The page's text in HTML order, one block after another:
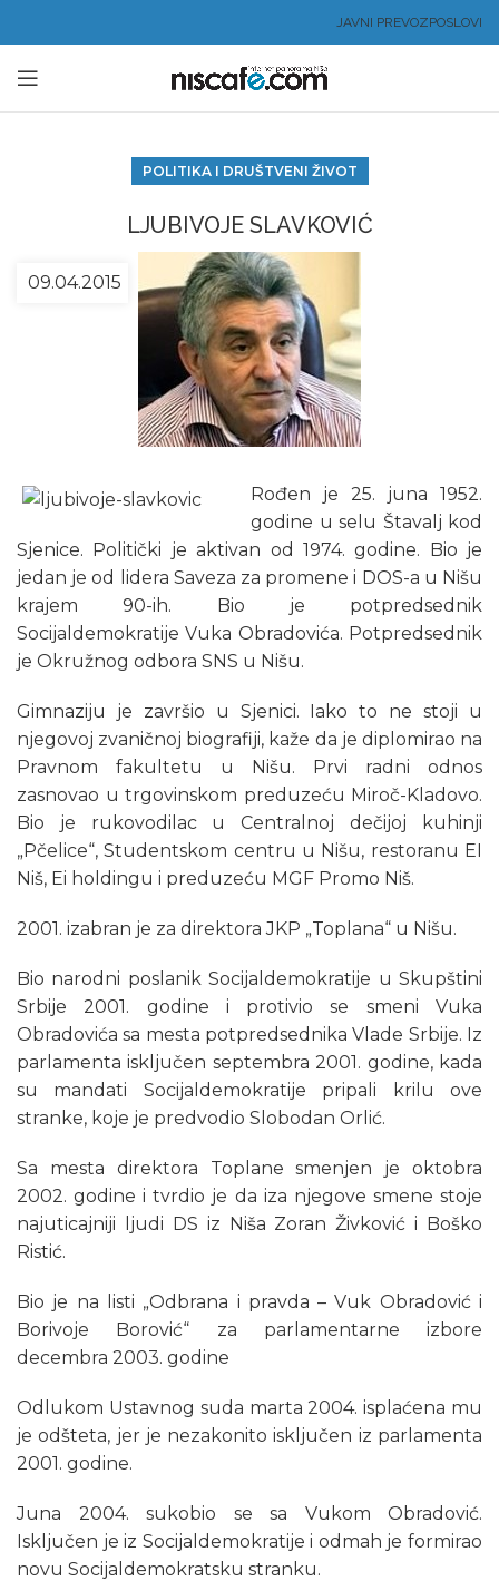
JAVNI PREVOZPOSLOVI
POLITIKA I DRUŠTVENI ŽIVOT
LJUBIVOJE SLAVKOVIĆ
09.04.2015
Rođen je 25. juna 1952.
godine u selu Štavalj kod
Sjenice. Politički je aktivan od 1974. godine. Bio je
jedan je od lidera Saveza za promene i DOS-a u Nišu
krajem 90-ih. Bio je potpredsednik
Socijaldemokratije Vuka Obradovića. Potpredsednik
je Okružnog odbora SNS u Nišu.
Gimnaziju je završio u Sjenici. Iako to ne stoji u
njegovoj zvaničnoj biografiji, kaže da je diplomirao na
Pravnom fakultetu u Nišu. Prvi radni odnos
zasnovao u trgovinskom preduzeću Miroč-Kladovo.
Bio je rukovodilac u Centralnoj dečijoj kuhinji
„Pčelice“, Studentskom centru u Nišu, restoranu EI
Niš, Ei holdingu i preduzeću MGF Promo Niš.
2001. izabran je za direktora JKP „Toplana“ u Nišu.
Bio narodni poslanik Socijaldemokratije u Skupštini
Srbije 2001. godine i protivio se smeni Vuka
Obradovića sa mesta potpredsednika Vlade Srbije. Iz
parlamenta isključen septembra 2001. godine, kada
su mandati Socijaldemokratije pripali krilu ove
stranke, koje je predvodio Slobodan Orlić.
Sa mesta direktora Toplane smenjen je oktobra
2002. godine i tvrdio je da iza njegove smene stoje
najuticajniji ljudi DS iz Niša Zoran Živković i Boško
Ristić.
Bio je na listi „Odbrana i pravda – Vuk Obradović i
Borivoje Borović“ za parlamentarne izbore
decembra 2003. godine
Odlukom Ustavnog suda marta 2004. isplaćena mu
je odšteta, jer je nezakonito isključen iz parlamenta
2001. godine.
Juna 2004. sukobio se sa Vukom Obradović.
Isključen je iz Socijaldemokratije i odmah je formirao
novu Socijaldemokratsku stranku.